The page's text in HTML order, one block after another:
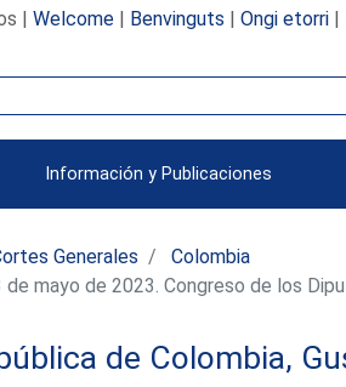
| Welcome| Benvinguts | Ongi etorri|
Información y Publicaciones
Generales
Colombia
mayo de 2023. Congreso de los
de Colombia,